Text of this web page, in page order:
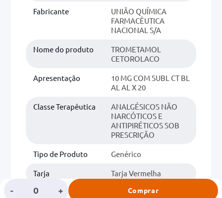
Fabricante
UNIÃO QUÍMICA
FARMACÊUTICA
NACIONAL S/A
Nome do produto
TROMETAMOL
CETOROLACO
Apresentação
10 MG COM SUBL CT BL
AL AL X 20
Classe Terapêutica
ANALGÉSICOS NÃO
NARCÓTICOS E
ANTIPIRÉTICOS SOB
PRESCRIÇÃO
Tipo de Produto Genérico
Tarja Tarja Vermelha
Classe SAUDE OCULAR
- + Comprar